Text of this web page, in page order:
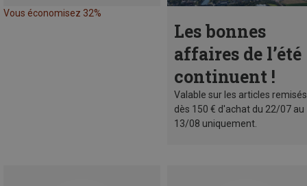
Vous économisez 32%
Les bonnes
affaires de l’été
continuent !
Valable sur les articles remisés
dès 150 € d'achat du 22/07 au
13/08 uniquement.